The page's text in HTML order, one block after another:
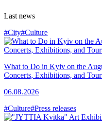
Last news
#City#Culture
What to Do in Kyiv on the
Concerts, Exhibitions, and
06.08.2026
#Culture#Press releases